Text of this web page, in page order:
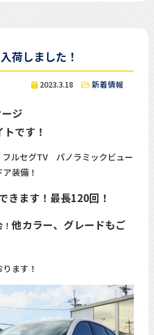
荷しました！
2023.3.18 新着情報
ジ
です！
ルセグTV パノラミックビュー
装備！
きます！最長120回！
他カラー、グレードもご
ます！